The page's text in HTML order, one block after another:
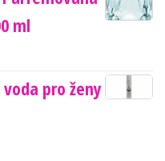
ml
voda pro ženy